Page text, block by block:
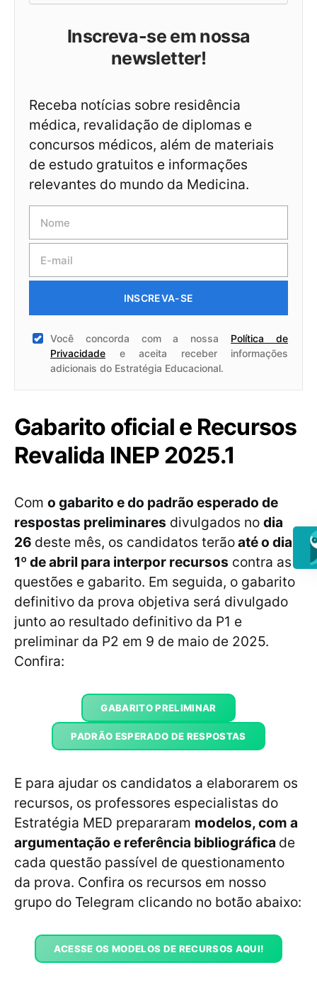
Inscreva-se em nossa
newsletter!
Receba notícias sobre residência
médica, revalidação de diplomas e
concursos médicos, além de materiais
de estudo gratuitos e informações
relevantes do mundo da Medicina.
INSCREVA-SE
Você concorda com a nossa Política de
Privacidade e aceita receber informações
adicionais do Estratégia Educacional.
Gabarito oficial e Recursos
Revalida INEP 2025.1
Com o gabarito e do padrão esperado de
respostas preliminares divulgados no dia
26 deste mês, os candidatos terãoaté o dia
1º de abril para interpor recursos contra as
questões e gabarito. Em seguida, o gabarito
definitivo da prova objetiva será divulgado
junto ao resultado definitivo da P1 e
preliminar da P2 em 9 de maio de 2025.
Confira:
GABARITO PRELIMINAR
PADRÃO ESPERADO DE RESPOSTAS
E para ajudar os candidatos a elaborarem os
recursos, os professores especialistas do
Estratégia MED prepararam modelos, com a
argumentação e referência bibliográfica de
cada questão passível de questionamento
da prova. Confira os recursos em nosso
grupo do Telegram clicando no botão abaixo:
ACESSE OS MODELOS DE RECURSOS AQUI!